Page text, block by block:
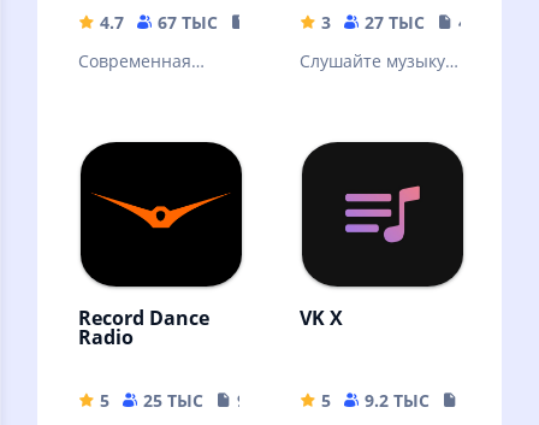
4.7 67 ТЫС
54.18 MB
Современная
3 27 ТЫС
41 MB
Слушайте музыку и
онлайн и без
интернета!
Record Dance
Radio
5 25 ТЫС
9.39 MB
VK X
5 9.2 ТЫС